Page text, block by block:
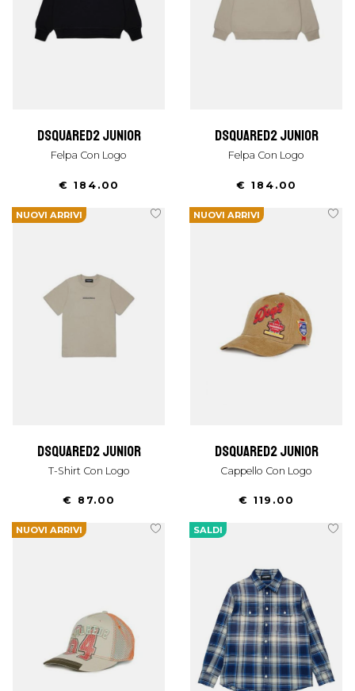
dsquared2 junior
Felpa Con Logo
€ 184.00
dsquared2 junior
Felpa Con Logo
€ 184.00
NUOVI ARRIVI
dsquared2 junior
T-Shirt Con Logo
€ 87.00
NUOVI ARRIVI
dsquared2 junior
Cappello Con Logo
€ 119.00
NUOVI ARRIVI SALDI